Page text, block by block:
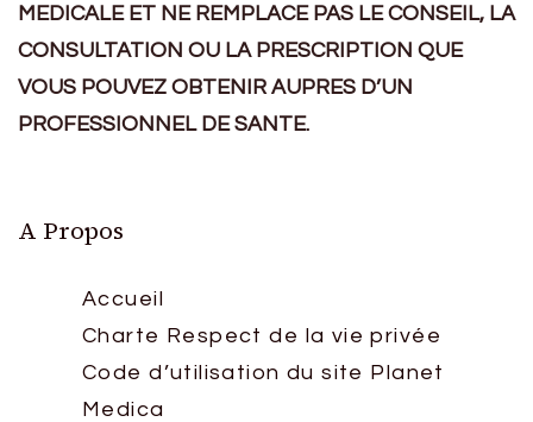
MEDICALE ET NE REMPLACE PAS LE CONSEIL, LA
CONSULTATION OU LA PRESCRIPTION QUE
VOUS POUVEZ OBTENIR AUPRES D’UN
PROFESSIONNEL DE SANTE.
A Propos
Accueil
Charte Respect de la vie privée
Code d’utilisation du site Planet
Medica